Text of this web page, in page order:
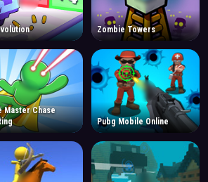
Zombie Towers
Master Chase
Pubg Mobile Online